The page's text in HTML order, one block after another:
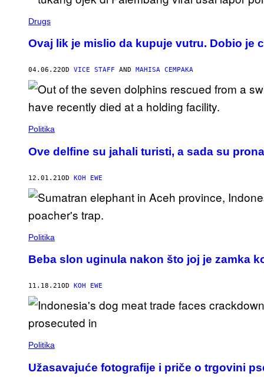
Drugs
Ovaj lik je mislio da kupuje vutru. Dobio je
04.06.22OD VICE STAFF AND MAHISA CEMPAKA
Politika
Ove delfine su jahali turisti, a sada su
12.01.21OD KOH EWE
Politika
Beba slon uginula nakon što joj je zamka
11.18.21OD KOH EWE
Politika
Užasavajuće fotografije i priče o trgovini